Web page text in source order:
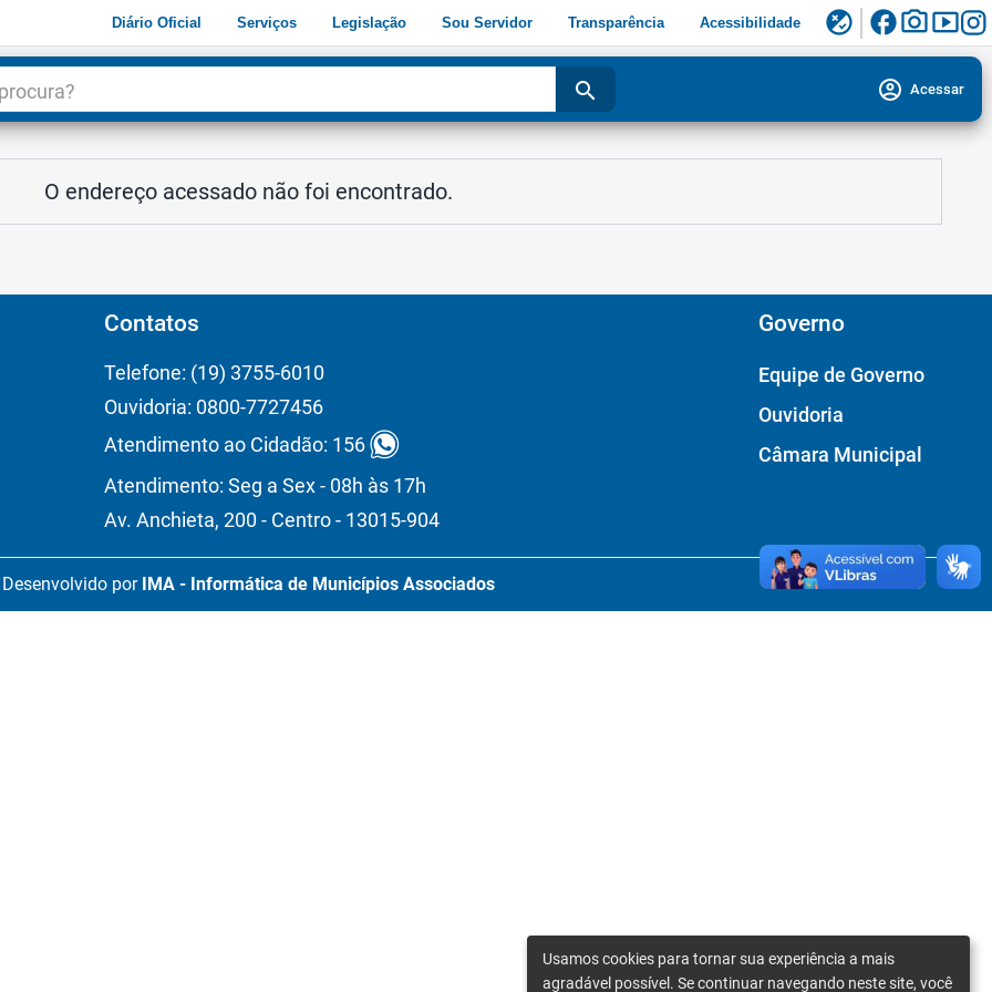
Diário Oficial Serviços Legislação Sou Servidor Transparência Acessibilidade flaky facebookphoto_camerasmart_display
search account_circle Acessar
O endereço acessado não foi encontrado.
Contatos
Telefone: (19) 3755-6010
Ouvidoria: 0800-7727456
Atendimento ao Cidadão: 156
Atendimento: Seg a Sex - 08h às 17h
Av. Anchieta, 200 - Centro - 13015-904
Governo
Equipe de Governo
Ouvidoria
Câmara Municipal
Desenvolvido por IMA - Informática de Municípios Associados
Usamos cookies para tornar sua experiência a mais
agradável possível. Se continuar navegando neste site, você